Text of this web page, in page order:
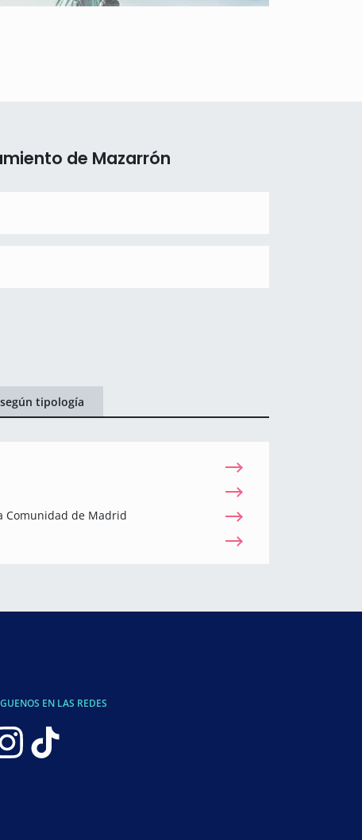
de Mazarrón
tipología
Comunidad de Madrid
EN LAS REDES